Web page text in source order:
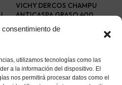
de
utilizamos tecnologías como las
a la información del dispositivo. El
nos permitirá procesar datos como el
VICHY DERCOS CHAMPU
ANTICASPA GRASO 400
Añadir al carrito